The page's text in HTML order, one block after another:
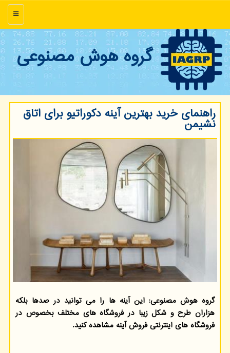
منو
گروه هوش مصنوعی
راهنمای خرید بهترین آینه دكوراتیو برای اتاق
نشیمن
گروه هوش مصنوعی: این آینه ها را می توانید در صدها بلكه
هزاران طرح و شكل زیبا در فروشگاه های مختلف بخصوص در
فروشگاه های اینترنتی فروش آینه مشاهده كنید.